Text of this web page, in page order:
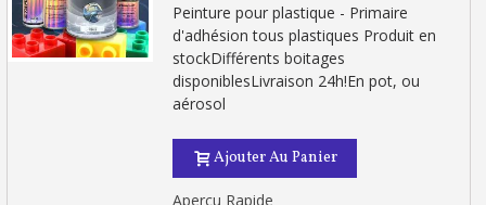
Peinture pour plastique - Primaire
d'adhésion tous plastiques Produit en
stockDifférents boitages
disponiblesLivraison 24h!En pot, ou
aérosol
Ajouter Au Panier
Aperçu Rapide